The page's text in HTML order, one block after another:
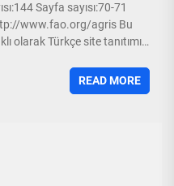
Sayfa sayısı:70-71
www.fao.org/agris Bu
olarak Türkçe site tanıtımı
READ MORE